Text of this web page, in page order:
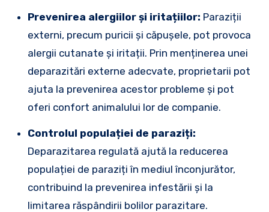
Prevenirea alergiilor și iritațiilor: Paraziții
externi, precum puricii și căpușele, pot provoca
alergii cutanate și iritații. Prin menținerea unei
deparazitări externe adecvate, proprietarii pot
ajuta la prevenirea acestor probleme și pot
oferi confort animalului lor de companie.
Controlul populației de paraziți:
Deparazitarea regulată ajută la reducerea
populației de paraziți în mediul înconjurător,
contribuind la prevenirea infestării și la
limitarea răspândirii bolilor parazitare.